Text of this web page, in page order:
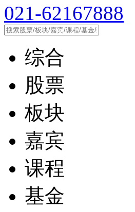
021-62167888
综合
股票
板块
嘉宾
课程
基金